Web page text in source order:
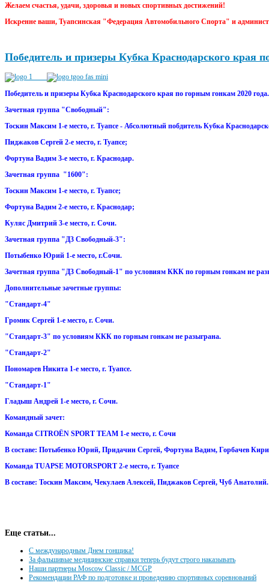
Желаем счастья, удачи, здоровья и новых спортивных достижений!
Искренне ваши, Туапсинская "Федерация Автомобильного Спорта" и
Победитель и призеры Кубка Краснодарского края
Победитель и призеры Кубка Краснодарского края по горным гонкам 2020 года.
Зачетная группа "Свободный":
Тоскин Максим 1-е место, г. Туапсе - Абсолютный побдитель Кубка
Пиджаков Сергей 2-е место, г. Туапсе;
Фортуна Вадим 3-е место, г. Краснодар.
Зачетная группа "1600":
Тоскин Максим 1-е место, г. Туапсе;
Фортуна Вадим 2-е место, г. Краснодар;
Куляс Дмитрий 3-е место, г. Сочи.
Зачетная группа "Д3 Свободный-3":
Потыбенко Юрий 1-е место, г.Сочи.
Зачетная группа "Д3 Свободный-1" по условиям ККК по горным гонкам не
Дополнительные зачетные группы:
"Стандарт-4"
Громик Сергей 1-е место, г. Сочи.
"Стандарт-3" по условиям ККК по горным гонкам не разыграна.
"Стандарт-2"
Пономарев Никита 1-е место, г. Туапсе.
"Стандарт-1"
Гладыш Андрей 1-е место, г. Сочи.
Командный зачет:
Команда CITROËN SPORT TEAM 1-е место, г. Сочи
В составе: Потыбенко Юрий, Придачин Сергей, Фортуна Вадим, Горбачев
Команда TUAPSE MOTORSPORT 2-е место, г. Туапсе
В составе: Тоскин Максим, Чекулаев Алексей, Пиджаков Сергей, Чуб Анатолий.
Еще статьи...
С международным Днем гонщика!
За фальшивые медицинские справки теперь будут строго наказывать
Наши партнеры Moscow Classic / MCGP
Рекомендации РАФ по подготовке и проведению спортивных соревнований